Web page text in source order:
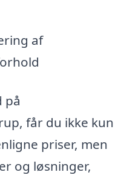
af
på
får du ikke kun
priser, men
og løsninger,